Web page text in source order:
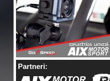
Partneri: